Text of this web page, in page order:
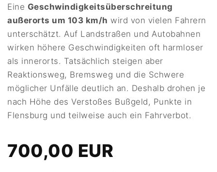
Eine Geschwindigkeitsüberschreitung
außerorts um 103 km/h wird von vielen Fahrern
unterschätzt. Auf Landstraßen und Autobahnen
wirken höhere Geschwindigkeiten oft harmloser
als innerorts. Tatsächlich steigen aber
Reaktionsweg, Bremsweg und die Schwere
möglicher Unfälle deutlich an. Deshalb drohen je
nach Höhe des Verstoßes Bußgeld, Punkte in
Flensburg und teilweise auch ein Fahrverbot.
700,00 EUR